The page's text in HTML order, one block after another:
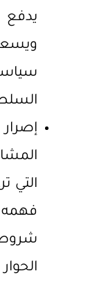
يدفع
التي
شروط